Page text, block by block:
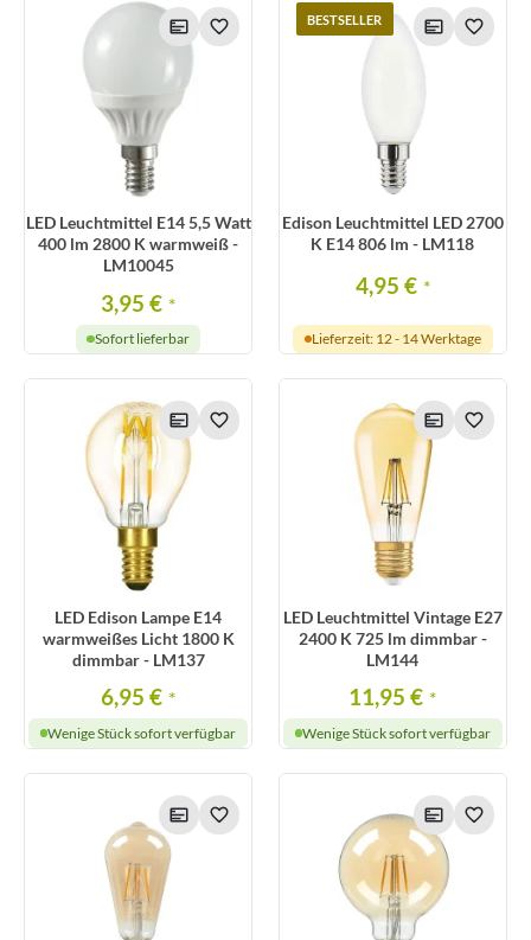
LED Leuchtmittel E14 5,5 Watt
400 lm 2800 K warmweiß -
LM10045
3,95 € *
Sofort lieferbar
BESTSELLER
Edison Leuchtmittel LED 2700
K E14 806 lm - LM118
4,95 € *
Lieferzeit: 12 - 14 Werktage
LED Edison Lampe E14
warmweißes Licht 1800 K
dimmbar - LM137
6,95 € *
Wenige Stück sofort verfügbar
LED Leuchtmittel Vintage E27
2400 K 725 lm dimmbar -
LM144
11,95 € *
Wenige Stück sofort verfügbar